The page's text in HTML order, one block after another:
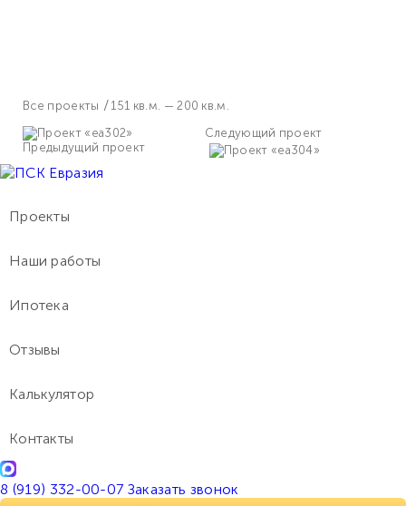
Все проекты 151 кв.м. — 200 кв.м.
Предыдущий проект
Следующий проект
Проекты
Наши работы
Ипотека
Отзывы
Калькулятор
Контакты
8 (919) 332-00-07 Заказать звонок